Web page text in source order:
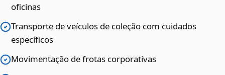
oficinas
Transporte de veículos de coleção com cuidados
específicos
Movimentação de frotas corporativas